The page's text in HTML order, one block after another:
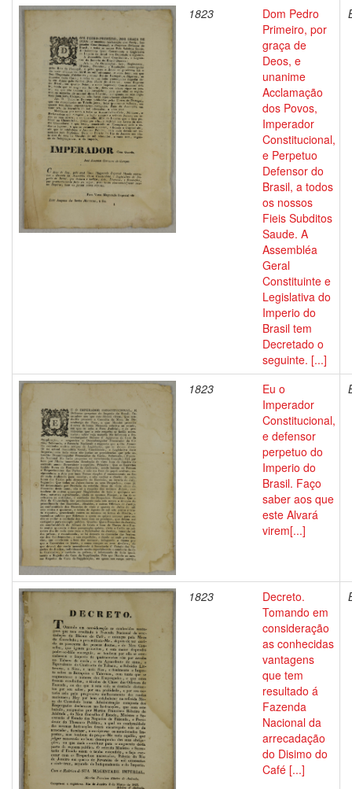
1823
Dom Pedro
Primeiro, por
graça de
Deos, e
unanime
Acclamação
dos Povos,
Imperador
Constitucional,
e Perpetuo
Defensor do
Brasil, a todos
os nossos
Fieis Subditos
Saude. A
Assembléa
Geral
Constituinte e
Legislativa do
Imperio do
Brasil tem
Decretado o
seguinte. [...]
1823
Eu o
Imperador
Constitucional,
e defensor
perpetuo do
Imperio do
Brasil. Faço
saber aos que
este Alvará
virem[...]
1823
Decreto.
Tomando em
consideração
as conhecidas
vantagens
que tem
resultado á
Fazenda
Nacional da
arrecadação
do Disimo do
Café [...]